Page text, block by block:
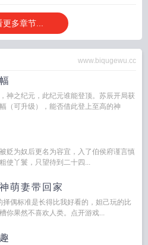
多章节...
www.biqugewu.cc
神之纪元，此纪元谁能登顶。苏辰开局获
（可升级），能否借此登上至高的神
贬为奴后更名为容宜，入了伯侯府谨言慎
使丫鬟，只望待到二十四...
萌妻带回家
择偶标准是长得比我好看的，妲己玩的比
你果然不喜欢人类。点开游戏...